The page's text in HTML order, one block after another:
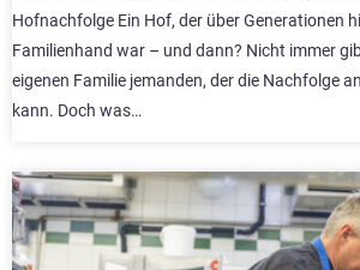
Hofnachfolge Ein Hof, der über Generationen
Familienhand war – und dann? Nicht immer
eigenen Familie jemanden, der die Nachfolge
kann. Doch was…